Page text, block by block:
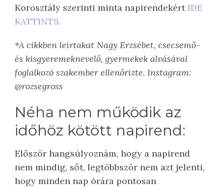
Korosztály szerinti minta napirendekért IDE
KATTINTS.
*A cikkben leírtakat Nagy Erzsébet, csecsemő-
és kisgyeremeknevelő, gyermekek alvásával
foglalkozó szakember ellenőrizte. Instagram:
@rozsegross
Néha nem működik az
időhöz kötött napirend:
Először hangsúlyoznám, hogy a napirend
nem mindig, sőt, legtöbbször nem azt jelenti,
hogy minden nap órára pontosan